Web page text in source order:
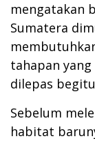
mengatakan
Sumatera
tahapan
dilepas
Sebelum
habitat